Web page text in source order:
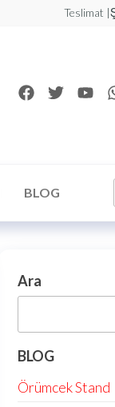
Teslimat
BLOG
Ara
BLOG
Örümcek Stand